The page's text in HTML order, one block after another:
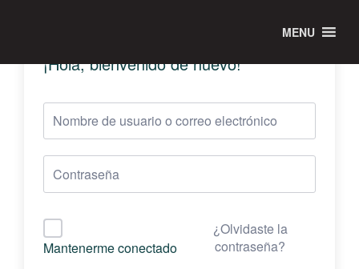
MENU
¡Hola, bienvenido de nuevo!
Mantenerme conectado
¿Olvidaste la
contraseña?